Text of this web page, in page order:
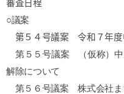
審査日程
○議案
第５４号議案 令和７年度
第５５号議案 （仮称）中
解除について
第５６号議案 株式会社ま